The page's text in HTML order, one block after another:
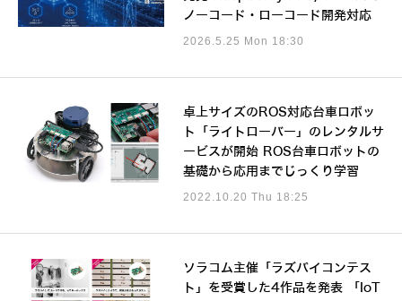
ノーコード・ローコード開発対応
2026.5.25 Mon 18:30
卓上サイズのROS対応台車ロボッ
ト「ライトローバー」のレンタルサ
ービスが開始 ROS台車ロボットの
基礎から応用までじっくり学習
2022.10.20 Thu 18:25
ソラコム主催「ラズパイコンテス
ト」を受賞した4作品を発表 「IoT